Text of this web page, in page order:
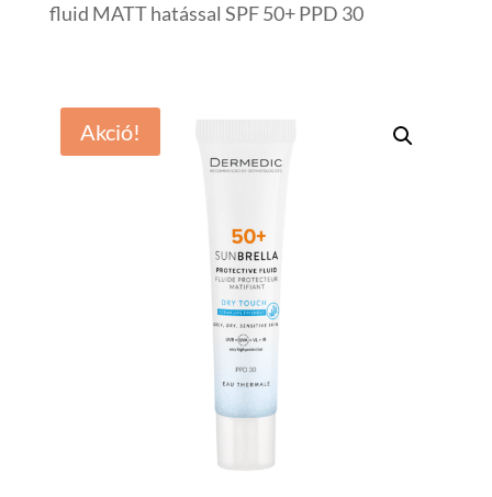
fluid MATT hatással SPF 50+ PPD 30
Akció!